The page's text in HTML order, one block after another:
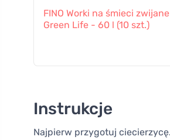
FINO Worki na śmieci zwijane
Green Life - 60 l (10 szt.)
Instrukcje
Najpierw przygotuj